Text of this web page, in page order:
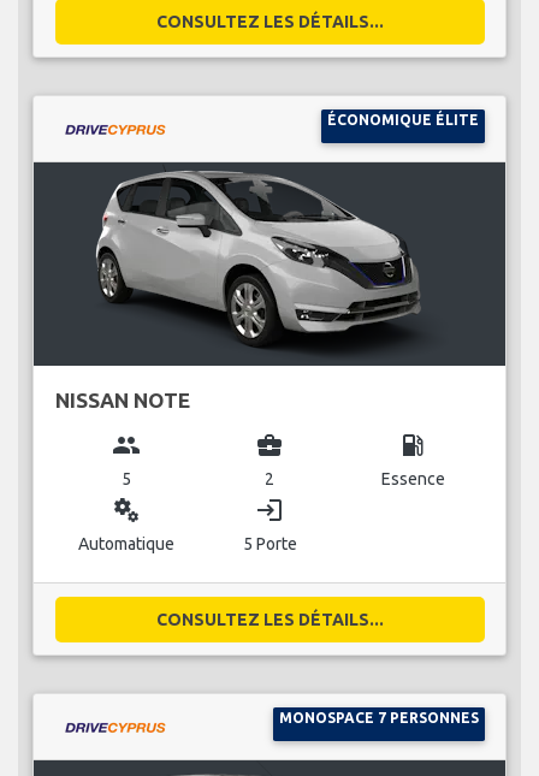
CONSULTEZ LES DÉTAILS...
ÉCONOMIQUE ÉLITE
NISSAN NOTE
group
5
business_center
2
local_gas_station
Essence
miscellaneous_services
Automatique
login
5 Porte
CONSULTEZ LES DÉTAILS...
MONOSPACE 7 PERSONNES